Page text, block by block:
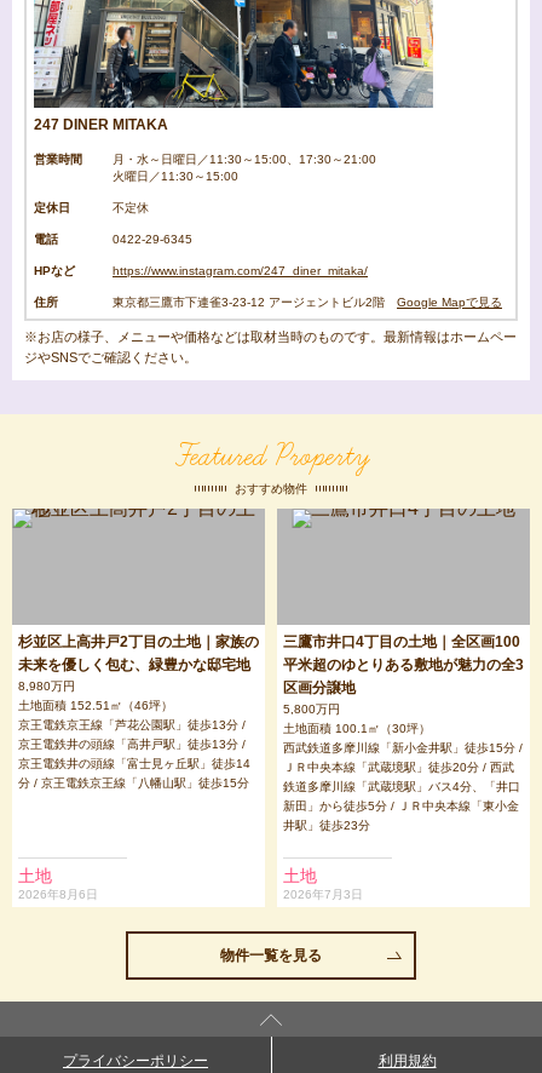
247 DINER MITAKA
営業時間
月・水～日曜日／11:30～15:00、17:30～21:00
火曜日／11:30～15:00
定休日 不定休
電話 0422-29-6345
HPなど https://www.instagram.com/247_diner_mitaka/
住所 東京都三鷹市下連雀3-23-12 アージェントビル2階 Google Mapで見る
※お店の様子、メニューや価格などは取材当時のものです。最新情報はホームペー
ジやSNSでご確認ください。
Featured Property
おすすめ物件
杉並区上高井戸2丁目の土地｜家族の
未来を優しく包む、緑豊かな邸宅地
8,980万円
土地面積 152.51㎡（46坪）
京王電鉄京王線「芦花公園駅」徒歩13分 /
京王電鉄井の頭線「高井戸駅」徒歩13分 /
京王電鉄井の頭線「富士見ヶ丘駅」徒歩14
分 / 京王電鉄京王線「八幡山駅」徒歩15分
土地
2026年8月6日
三鷹市井口4丁目の土地｜全区画100
平米超のゆとりある敷地が魅力の全3
区画分譲地
5,800万円
土地面積 100.1㎡（30坪）
西武鉄道多摩川線「新小金井駅」徒歩15分 /
ＪＲ中央本線「武蔵境駅」徒歩20分 / 西武
鉄道多摩川線「武蔵境駅」バス4分、「井口
新田」から徒歩5分 / ＪＲ中央本線「東小金
井駅」徒歩23分
土地
2026年7月3日
物件一覧を見る
プライバシーポリシー 利用規約